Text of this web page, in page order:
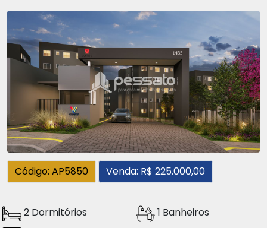
Código: AP5850 Venda: R$ 225.000,00
2 Dormitórios
1 Banheiros